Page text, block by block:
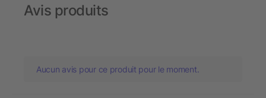
Avis produits
Aucun avis pour ce produit pour le moment.